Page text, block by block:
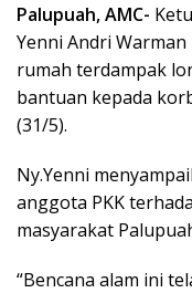
Palupuah, AMC-
Yenni Andri
rumah terdampak
bantuan kepada
(31/5).
Ny.Yenni
anggota PKK
masyarakat
“Bencana alam ini